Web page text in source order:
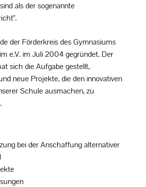
als der sogenannte
der Förderkreis des Gymnasiums
e.V. im Juli 2004 gegründet. Der
sich die Aufgabe gestellt,
neue Projekte, die den innovativen
Schule ausmachen, zu
bei der Anschaffung alternativer